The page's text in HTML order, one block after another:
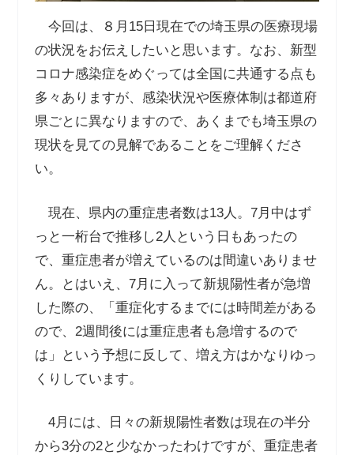
今回は、８月15日現在での埼玉県の医療現場
の状況をお伝えしたいと思います。なお、新型
コロナ感染症をめぐっては全国に共通する点も
多々ありますが、感染状況や医療体制は都道府
県ごとに異なりますので、あくまでも埼玉県の
現状を見ての見解であることをご理解くださ
い。
現在、県内の重症患者数は13人。7月中はず
っと一桁台で推移し2人という日もあったの
で、重症患者が増えているのは間違いありませ
ん。とはいえ、7月に入って新規陽性者が急増
した際の、「重症化するまでには時間差がある
ので、2週間後には重症患者も急増するので
は」という予想に反して、増え方はかなりゆっ
くりしています。
4月には、日々の新規陽性者数は現在の半分
から3分の2と少なかったわけですが、重症患者